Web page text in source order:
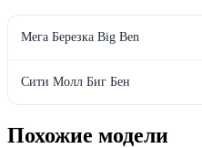
Мега Березка Big Ben
Сити Молл Биг Бен
Похожие модели